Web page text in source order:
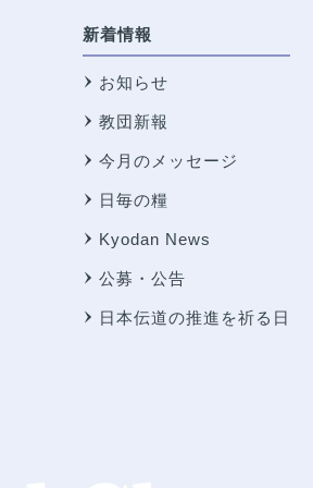
新着情報
お知らせ
教団新報
今月のメッセージ
日毎の糧
Kyodan News
公募・公告
日本伝道の推進を祈る日